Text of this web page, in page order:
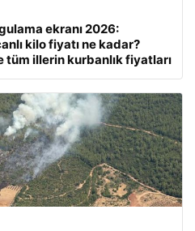
ekranı 2026:
kilo fiyatı ne kadar?
tüm illerin kurbanlık fiyatları